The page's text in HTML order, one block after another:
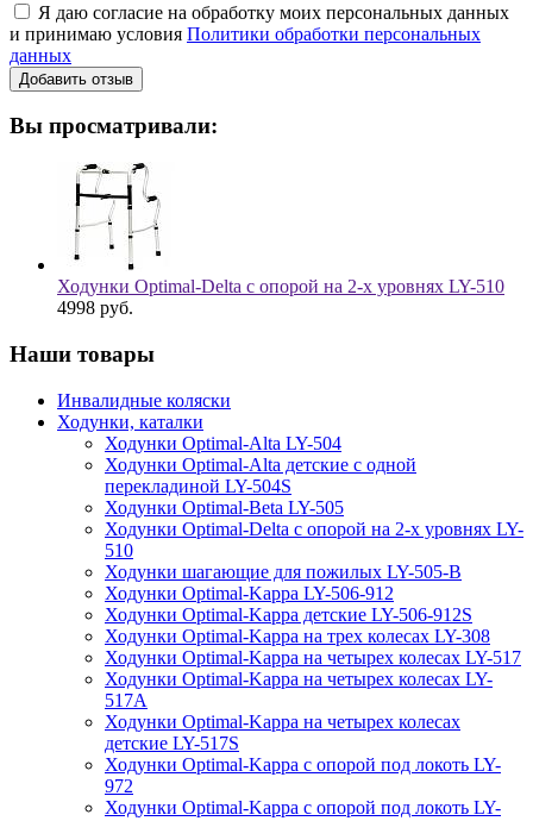
Я даю согласие на обработку моих персональных данных
и принимаю условия Политики обработки персональных
данных
Вы просматривали:
Ходунки Optimal-Delta с опорой на 2-х уровнях LY-510
4998 руб.
Наши товары
Инвалидные коляски
Ходунки, каталки
Ходунки Optimal-Alta LY-504
Ходунки Optimal-Alta детские с одной
перекладиной LY-504S
Ходунки Optimal-Beta LY-505
Ходунки Optimal-Delta с опорой на 2-х уровнях LY-
510
Ходунки шагающие для пожилых LY-505-B
Ходунки Optimal-Kappa LY-506-912
Ходунки Optimal-Kappa детские LY-506-912S
Ходунки Optimal-Kappa на трех колесах LY-308
Ходунки Optimal-Kappa на четырех колесах LY-517
Ходунки Optimal-Kappa на четырех колесах LY-
517A
Ходунки Optimal-Kappa на четырех колесах
детские LY-517S
Ходунки Optimal-Kappa с опорой под локоть LY-
972
Ходунки Optimal-Kappa с опорой под локоть LY-